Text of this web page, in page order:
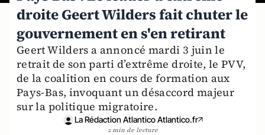
droite Geert Wilders fait chuter le
gouvernement en s'en retirant
Geert Wilders a annoncé mardi 3 juin le
retrait de son parti d’extrême droite, le PVV,
de la coalition en cours de formation aux
Pays-Bas, invoquant un désaccord majeur
sur la politique migratoire.
La Rédaction Atlantico Atlantico.fr
2 min de lecture